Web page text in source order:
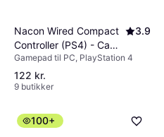
Nacon Wired Compact
Controller (PS4) - Camo
Grey
3.9
Gamepad til PC, PlayStation 4
122 kr.
9 butikker
100+